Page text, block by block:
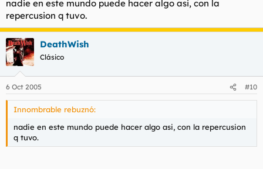
nadie en este mundo puede hacer algo asi, con la
repercusion q tuvo.
DeathWish
Clásico
6 Oct 2005 #10
Innombrable rebuznó:
nadie en este mundo puede hacer algo asi, con la repercusion
q tuvo.